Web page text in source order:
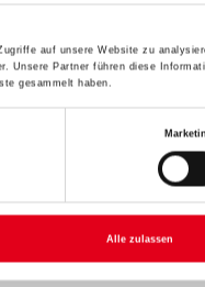
auf unsere Website zu
Unsere Partner führen diese
gesammelt haben.
Alle zulassen